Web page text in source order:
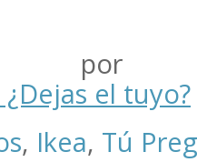
por
el tuyo?
, Ikea, Tú